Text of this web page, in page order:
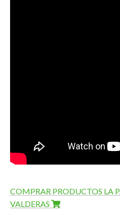
COMPRAR PRODUCTOS LA
VALDERAS